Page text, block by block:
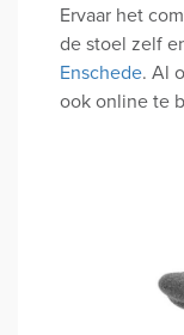
Ervaar het
de stoel zelf
Enschede. Al
ook online te